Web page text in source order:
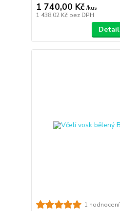
1 740,00 Kč /kus
1 438,02 Kč bez DPH
Detail
1 hodnocení